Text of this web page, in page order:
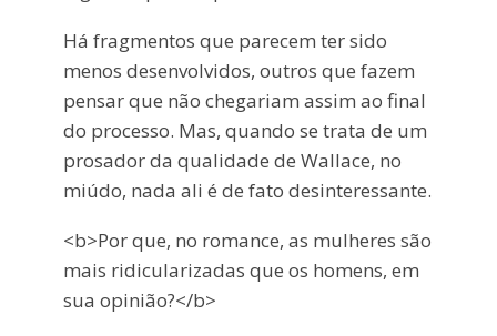
Há fragmentos que parecem ter sido
menos desenvolvidos, outros que fazem
pensar que não chegariam assim ao final
do processo. Mas, quando se trata de um
prosador da qualidade de Wallace, no
miúdo, nada ali é de fato desinteressante.
<b>Por que, no romance, as mulheres são
mais ridicularizadas que os homens, em
sua opinião?</b>